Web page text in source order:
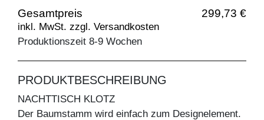
Gesamtpreis 299,73 €
inkl. MwSt. zzgl. Versandkosten
Produktionszeit 8-9 Wochen
PRODUKTBESCHREIBUNG
NACHTTISCH KLOTZ
Der Baumstamm wird einfach zum Designelement.